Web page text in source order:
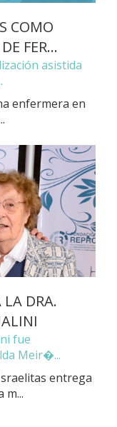
COMO
FER...
asistida
enfermera en
DRA.
fue
Meir�...
entrega
m...